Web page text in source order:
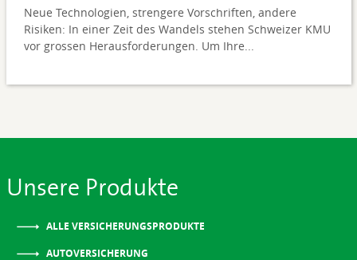
Neue Technologien, strengere Vorschriften, andere
Risiken: In einer Zeit des Wandels stehen Schweizer KMU
vor grossen Herausforderungen. Um Ihre...
Unsere Produkte
ALLE VERSICHERUNGSPRODUKTE
AUTOVERSICHERUNG